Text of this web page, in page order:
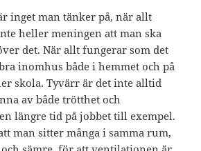
inget man tänker på, när allt
heller meningen att man ska
det. När allt fungerar som det
inomhus både i hemmet och på
skola. Tyvärr är det inte alltid
av både trötthet och
längre tid på jobbet till exempel.
man sitter många i samma rum,